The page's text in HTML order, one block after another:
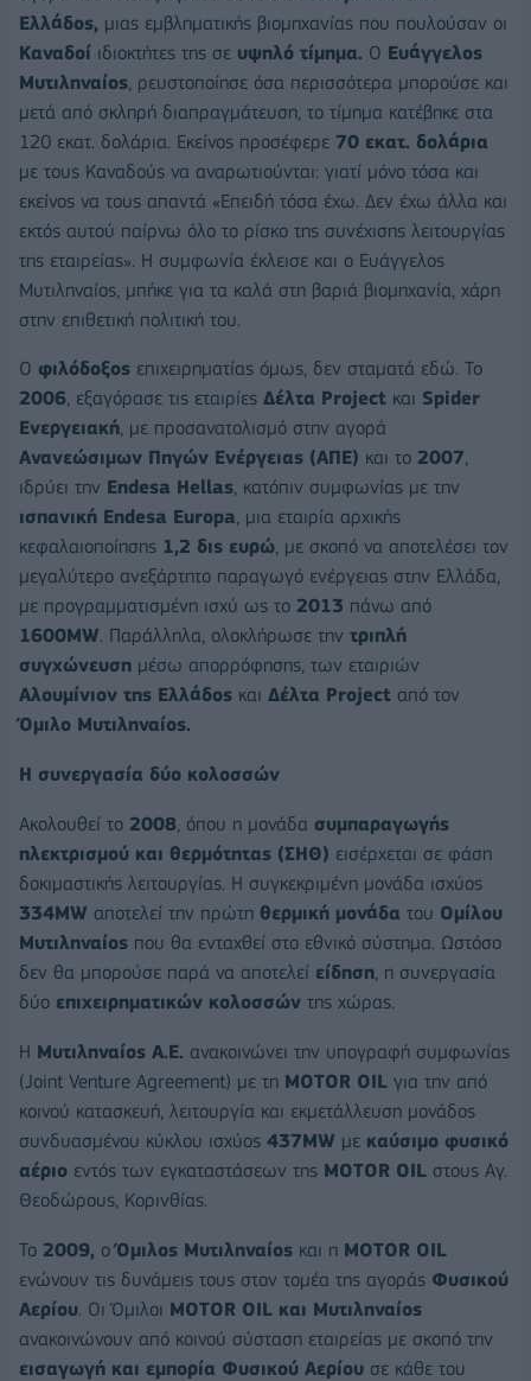
Ελλάδος, μιας εμβληματικής βιομηχανίας που πουλούσαν οι
Καναδοί ιδιοκτήτες της σε υψηλό τίμημα. Ο Ευάγγελος
Μυτιληναίος , ρευστοποίησε όσα περισσότερα μπορούσε και
μετά από σκληρή διαπραγμάτευση, το τίμημα κατέβηκε στα
120 εκατ. δολάρια. Εκείνος προσέφερε 70 εκατ. δολάρια
με τους Καναδούς να αναρωτιούνται: γιατί μόνο τόσα και
εκείνος να τους απαντά «Επειδή τόσα έχω. Δεν έχω άλλα και
εκτός αυτού παίρνω όλο το ρίσκο της συνέχισης λειτουργίας
της εταιρείας». Η συμφωνία έκλεισε και ο Ευάγγελος
Μυτιληναίος, μπήκε για τα καλά στη βαριά βιομηχανία, χάρη
στην επιθετική πολιτική του.
Ο φιλόδοξος επιχειρηματίας όμως, δεν σταματά εδώ. Το
2006, εξαγόρασε τις εταιρίες Δέλτα Project και Spider
Ενεργειακή, με προσανατολισμό στην αγορά
Ανανεώσιμων Πηγών Ενέργειας (ΑΠΕ) και το 2007,
ιδρύει την Endesa Hellas, κατόπιν συμφωνίας με την
ισπανική Endesa Europa, μια εταιρία αρχικής
κεφαλαιοποίησης 1,2 δις ευρώ, με σκοπό να αποτελέσει τον
μεγαλύτερο ανεξάρτητο παραγωγό ενέργειας στην Ελλάδα,
με προγραμματισμένη ισχύ ως το 2013 πάνω από
1600MW. Παράλληλα, ολοκλήρωσε την τριπλή
συγχώνευση μέσω απορρόφησης, των εταιριών
Αλουμίνιον της Ελλάδος και Δέλτα Project από τον
Όμιλο Μυτιληναίος.
Η συνεργασία δύο κολοσσών
Ακολουθεί το 2008, όπου η μονάδα συμπαραγωγής
ηλεκτρισμού και θερμότητας (ΣΗΘ) εισέρχεται σε φάση
δοκιμαστικής λειτουργίας. Η συγκεκριμένη μονάδα ισχύος
334MW αποτελεί την πρώτη θερμική μονάδα του Ομίλου
Μυτιληναίος που θα ενταχθεί στο εθνικό σύστημα. Ωστόσο
δεν θα μπορούσε παρά να αποτελεί είδηση, η συνεργασία
δύο επιχειρηματικών κολοσσών της χώρας.
Η Μυτιληναίος Α.Ε. ανακοινώνει την υπογραφή συμφωνίας
(Joint Venture Agreement) με τη ΜOTOR OIL για την από
κοινού κατασκευή, λειτουργία και εκμετάλλευση μονάδος
συνδυασμένου κύκλου ισχύος 437MW με καύσιμο φυσικό
αέριο εντός των εγκαταστάσεων της MOTOR OIL στους Αγ.
Θεοδώρους, Κορινθίας.
Το 2009, οΌμιλος Μυτιληναίος και η MOTOR OIL
ενώνουν τις δυνάμεις τους στον τομέα της αγοράς Φυσικού
Αερίου. Οι Όμιλοι MOTOR OIL και Μυτιληναίος
ανακοινώνουν από κοινού σύσταση εταιρείας με σκοπό την
εισαγωγή και εμπορία Φυσικού Αερίου σε κάθε του